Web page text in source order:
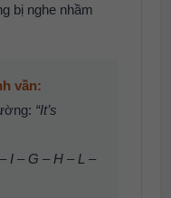
bị nghe nhầm
vần:
“It’s
I – G – H – L –